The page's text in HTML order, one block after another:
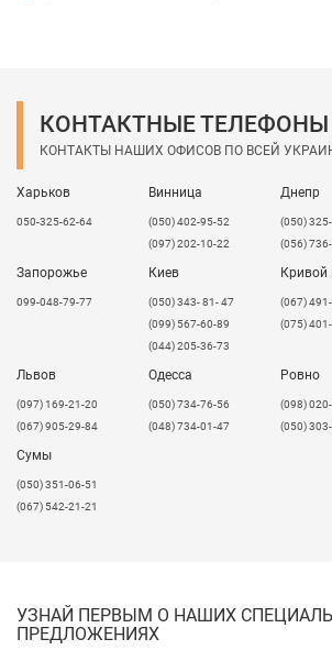
имеет двухсторонний УФ-
обладает высокой
атмосферных явлений;
практически негорюч или
имеет звукоизоляционные
Монолитный поликарбонат
различным видам обработки:
фрезеровка;
сверление;
холодная и горячая гибка;
термическая вакуумформовка.
Широкая цветовая гамма,
материала позволяет применять его
дизайнерских задумок.
Оказываем услуги прямолинейной
криволинейной порезки.
КОНТАКТНЫЕ ТЕЛЕФОНЫ
КОНТАКТЫ НАШИХ ОФИСОВ ПО ВСЕЙ
Харьков
050-325-62-64
Винница
(050) 402-95-52
(097) 202-10-22
Днепр
(050)
(056)
Запорожье
099-048-79-77
Киев
(050) 343- 81- 47
(099) 567-60-89
(044) 205-36-73
Кривой
(067)
(075)
Львов
​(097) 169-21-20
(067) 905-29-84
Одесса
(050) 734-76-56
(048) 734-01-47
Ровно
(098)
(050)
Сумы
(050) 351-06-51
(067) 542-21-21
УЗНАЙ ПЕРВЫМ О НАШИХ
ПРЕДЛОЖЕНИЯХ